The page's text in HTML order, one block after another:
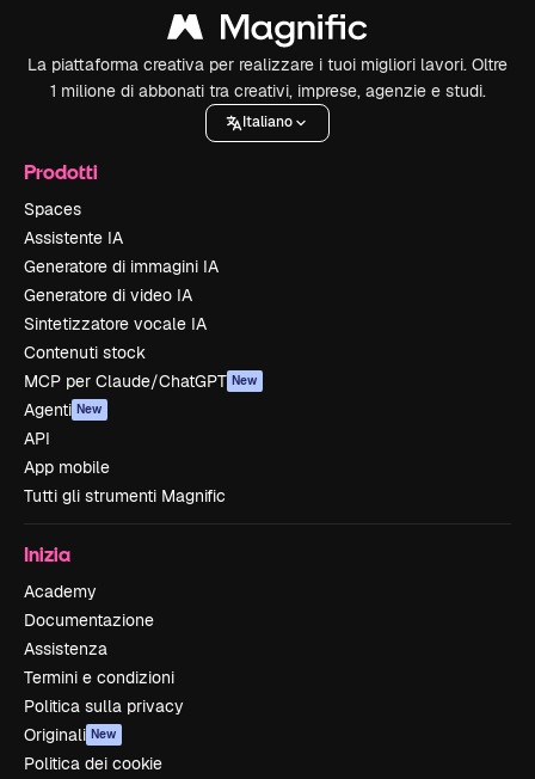
La piattaforma creativa per realizzare i tuoi migliori lavori. Oltre
1 milione di abbonati tra creativi, imprese, agenzie e studi.
Italiano
Prodotti
Spaces
Assistente IA
Generatore di immagini IA
Generatore di video IA
Sintetizzatore vocale IA
Contenuti stock
MCP per Claude/ChatGPT New
Agenti New
API
App mobile
Tutti gli strumenti Magnific
Inizia
Academy
Documentazione
Assistenza
Termini e condizioni
Politica sulla privacy
Originali New
Politica dei cookie